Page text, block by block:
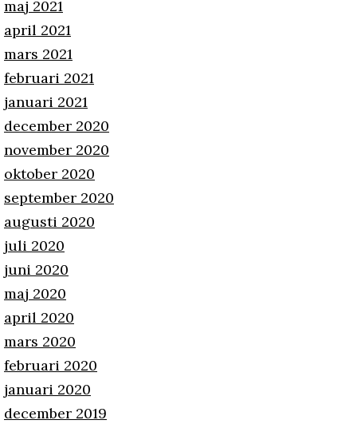
maj 2021
april 2021
mars 2021
februari 2021
januari 2021
december 2020
november 2020
oktober 2020
september 2020
augusti 2020
juli 2020
juni 2020
maj 2020
april 2020
mars 2020
februari 2020
januari 2020
december 2019